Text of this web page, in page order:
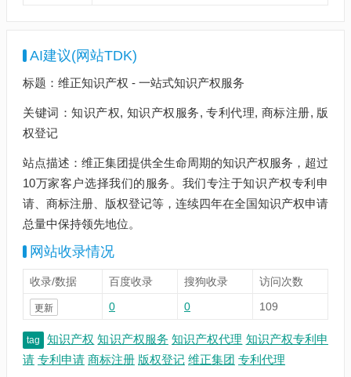
AI建议(网站TDK)
标题：维正知识产权 - 一站式知识产权服务
关键词：知识产权, 知识产权服务, 专利代理, 商标注册, 版
权登记
站点描述：维正集团提供全生命周期的知识产权服务，超过
10万家客户选择我们的服务。我们专注于知识产权专利申
请、商标注册、版权登记等，连续四年在全国知识产权申请
总量中保持领先地位。
网站收录情况
收录/数据 百度收录 搜狗收录 访问次数
更新 0 0 109
tag 知识产权 知识产权服务 知识产权代理 知识产权专利申
请 专利申请 商标注册 版权登记 维正集团 专利代理